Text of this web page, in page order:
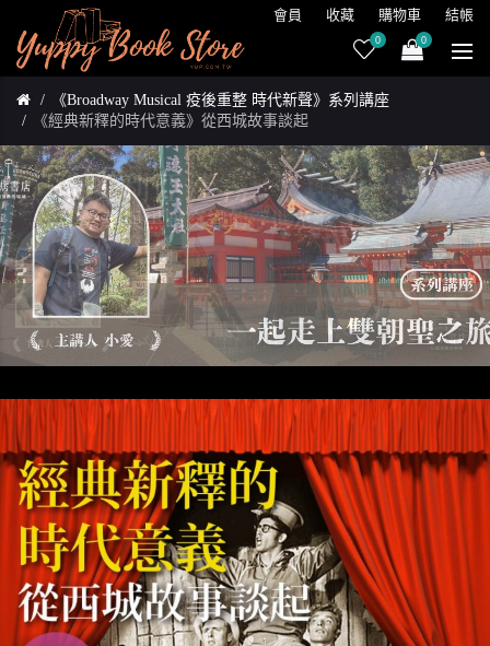
會員 收藏 購物車 結帳
0 0
《Broadway Musical 疫後重整 時代新聲》系列講座
《經典新釋的時代意義》從西城故事談起